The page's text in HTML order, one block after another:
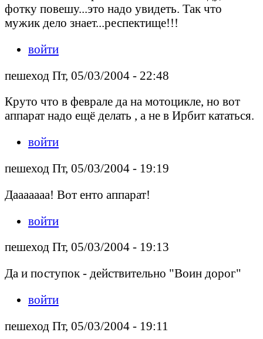
фотку повешу...это надо увидеть. Так что
мужик дело знает...респектище!!!
войти
пешеход Пт, 05/03/2004 - 22:48
Круто что в феврале да на мотоцикле, но вот
аппарат надо ещё делать , а не в Ирбит кататься.
войти
пешеход Пт, 05/03/2004 - 19:19
Дааааааа! Вот енто аппарат!
войти
пешеход Пт, 05/03/2004 - 19:13
Да и поступок - действительно "Воин дорог"
войти
пешеход Пт, 05/03/2004 - 19:11